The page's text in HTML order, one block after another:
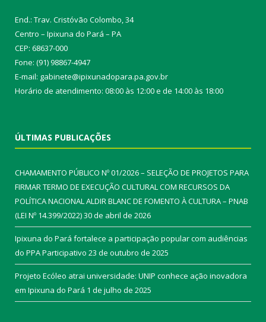
End.: Trav. Cristóvão Colombo, 34
Centro – Ipixuna do Pará – PA
CEP: 68637-000
Fone: (91) 98867-4947
E-mail: gabinete@ipixunadopara.pa.gov.br
Horário de atendimento: 08:00 às 12:00 e de 14:00 às 18:00
ÚLTIMAS PUBLICAÇÕES
CHAMAMENTO PÚBLICO Nº 01/2026 – SELEÇÃO DE PROJETOS PARA
FIRMAR TERMO DE EXECUÇÃO CULTURAL COM RECURSOS DA
POLÍTICA NACIONAL ALDIR BLANC DE FOMENTO À CULTURA – PNAB
(LEI Nº 14.399/2022)30 de abril de 2026
Ipixuna do Pará fortalece a participação popular com audiências
do PPA Participativo 23 de outubro de 2025
Projeto Ecóleo atrai universidade: UNIP conhece ação inovadora
em Ipixuna do Pará 1 de julho de 2025